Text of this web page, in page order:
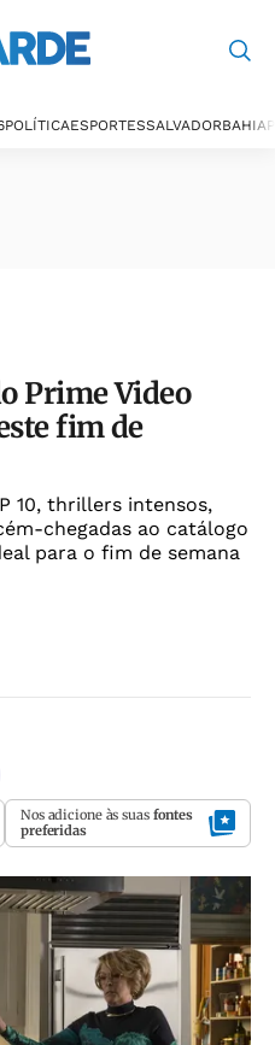
POLÍTICAESPORTESSALVADORBAHIA
Prime Video
fim de
10, thrillers intensos,
chegadas ao catálogo
para o fim de semana
Nos adicione às suas fontes
preferidas